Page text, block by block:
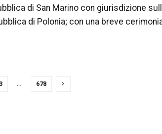
di San Marino con giurisdizione
di Polonia; con una breve
678